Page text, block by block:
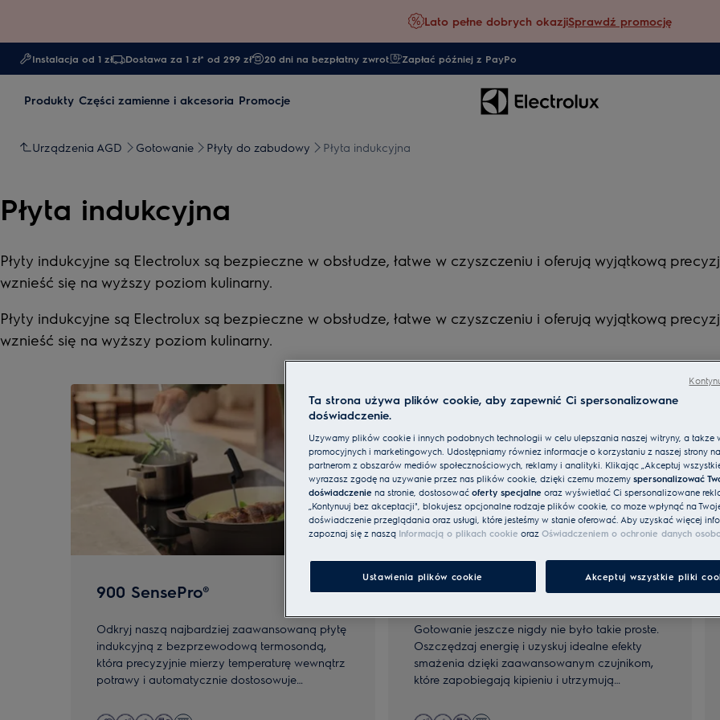
Lato pełne dobrych okazjiSprawdź promocję
Instalacja od 1 zł Dostawa za 1 zł* od 299 zł 20 dni na bezpłatny zwrot Zapłać później z PayPo
Produkty Części zamienne i akcesoria Promocje
Urządzenia AGD Gotowanie Płyty do zabudowy Płyta indukcyjna
Płyta indukcyjna
Płyty indukcyjne są Electrolux są bezpieczne w obsłudze, łatwe w czyszczeniu i oferują wyjątkową
wznieść się na wyższy poziom kulinarny.
Płyty indukcyjne są Electrolux są bezpieczne w obsłudze, łatwe w czyszczeniu i oferują wyjątkową
wznieść się na wyższy poziom kulinarny.
900 SensePro®
Odkryj naszą najbardziej zaawansowaną płytę
indukcyjną z bezprzewodową termosondą,
która precyzyjnie mierzy temperaturę wewnątrz
potrawy i automatycznie dostosowuje
smażenia i metody sous-vide.
800 SenseBoil® & Fry
Gotowanie jeszcze nigdy nie było takie proste.
Oszczędzaj energię i uzyskuj idealne efekty
smażenia dzięki zaawansowanym czujnikom,
które zapobiegają kipieniu i utrzymują
Ta strona używa plików cookie, aby zapewnić Ci spersonalizowane
doświadczenie.
Używamy plików cookie i innych podobnych technologii w celu ulepszania naszej witryny, a także
promocyjnych i marketingowych. Udostępniamy również informacje o korzystaniu z naszej strony
partnerom z obszarów mediów społecznościowych, reklamy i analityki. Klikając „Akceptuj
wyrażasz zgodę na używanie przez nas plików cookie, dzięki czemu możemy spersonalizować
doświadczenie na stronie, dostosować oferty specjalne oraz wyświetlać Ci spersonalizowane
„Kontynuuj bez akceptacji", blokujesz opcjonalne rodzaje plików cookie, co może wpłynąć na
doświadczenie przeglądania oraz usługi, które jesteśmy w stanie oferować. Aby uzyskać więcej
zapoznaj się z naszą Informacją o plikach cookie oraz Oświadczeniem o ochronie danych
Ustawienia plików cookie Akceptuj wszystkie pliki